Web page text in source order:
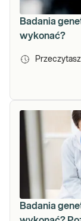
Badania
wykonać?
Badania